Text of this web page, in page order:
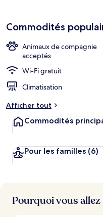
Commodités
Animaux de compagnie
acceptés
Wi-Fi gratuit
Climatisation
Afficher tout
Commodités
Pour les familles (6)
Pourquoi vous